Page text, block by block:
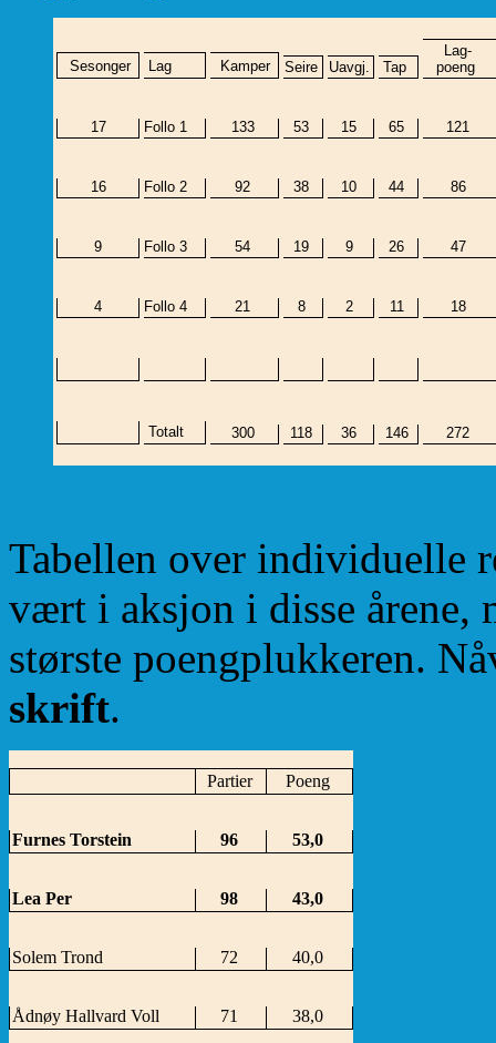
Sesonger Lag Kamper Seire Uavgj. Tap
Lag-
poeng
17 Follo 1 133 53 15 65 121
16 Follo 2 92 38 10 44 86
9 Follo 3 54 19 9 26 47
4 Follo 4 21 8 2 11 18
Totalt 300 118 36 146 272
Tabellen over individuelle
vært i aksjon i disse årene,
største poengplukkeren.
skrift.
Partier Poeng
Furnes Torstein 96 53,0
Lea Per 98 43,0
Solem Trond 72 40,0
Ådnøy Hallvard Voll 71 38,0